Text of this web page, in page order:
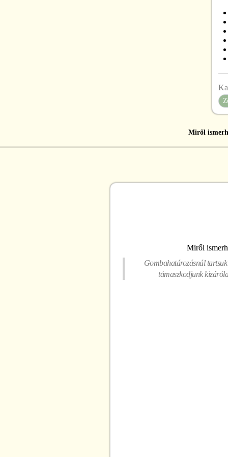
Miről
Miről
Gombahatározásnál
támaszkodjunk